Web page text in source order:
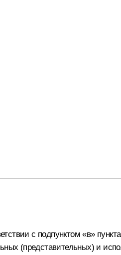
с подпунктом «в»
(представительных) и